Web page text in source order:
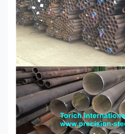
914 8.0 10 12.5
8.0 12.5 16
1220 10 12.5 16
1420 12.5 12.5 16
1620 12.5 16 20